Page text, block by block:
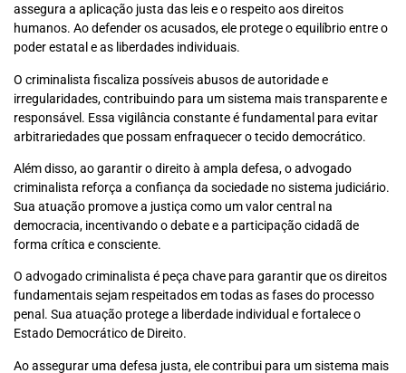
assegura a aplicação justa das leis e o respeito aos direitos
humanos. Ao defender os acusados, ele protege o equilíbrio entre o
poder estatal e as liberdades individuais.
O criminalista fiscaliza possíveis abusos de autoridade e
irregularidades, contribuindo para um sistema mais transparente e
responsável. Essa vigilância constante é fundamental para evitar
arbitrariedades que possam enfraquecer o tecido democrático.
Além disso, ao garantir o direito à ampla defesa, o advogado
criminalista reforça a confiança da sociedade no sistema judiciário.
Sua atuação promove a justiça como um valor central na
democracia, incentivando o debate e a participação cidadã de
forma crítica e consciente.
O advogado criminalista é peça chave para garantir que os direitos
fundamentais sejam respeitados em todas as fases do processo
penal. Sua atuação protege a liberdade individual e fortalece o
Estado Democrático de Direito.
Ao assegurar uma defesa justa, ele contribui para um sistema mais